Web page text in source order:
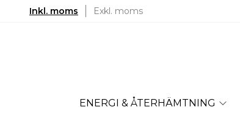
Inkl. moms Exkl. moms
ENERGI & ÅTERHÄMTNING